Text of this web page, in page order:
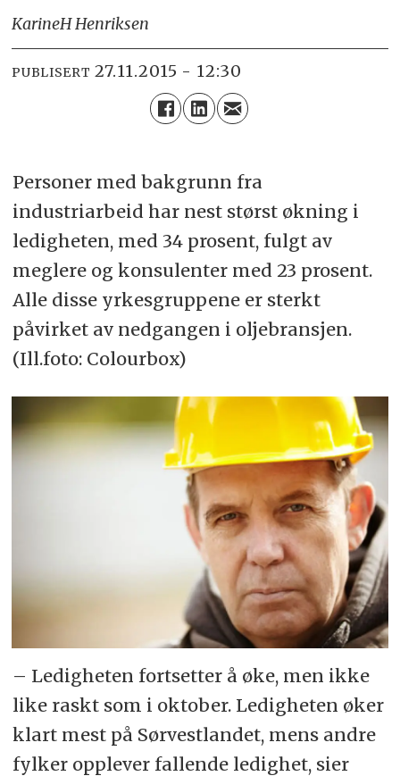
KarineH Henriksen
PUBLISERT 27.11.2015 - 12:30
Personer med bakgrunn fra
industriarbeid har nest størst økning i
ledigheten, med 34 prosent, fulgt av
meglere og konsulenter med 23 prosent.
Alle disse yrkesgruppene er sterkt
påvirket av nedgangen i oljebransjen.
(Ill.foto: Colourbox)
– Ledigheten fortsetter å øke, men ikke
like raskt som i oktober. Ledigheten øker
klart mest på Sørvestlandet, mens andre
fylker opplever fallende ledighet, sier